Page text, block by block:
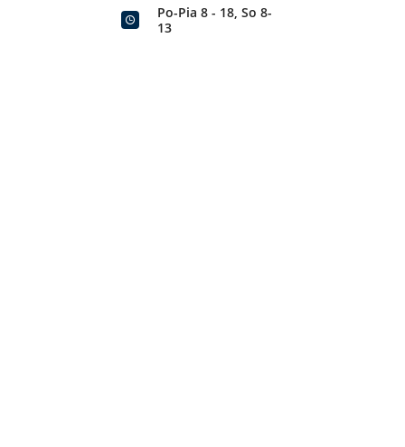
Po-Pia 8 - 18, So 8-
13